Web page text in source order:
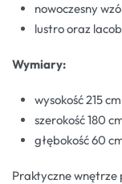
nowoczesny
lustro oraz
Wymiary:
wysokość 215 cm
szerokość 180
głębokość 60
Praktyczne wnętrze